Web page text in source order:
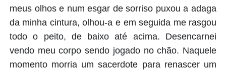
meus olhos e num esgar de sorriso puxou a adaga
da minha cintura, olhou-a e em seguida me rasgou
todo o peito, de baixo até acima. Desencarnei
vendo meu corpo sendo jogado no chão. Naquele
momento morria um sacerdote para renascer um